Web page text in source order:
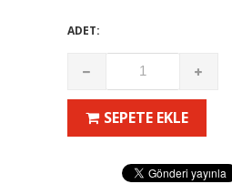
ADET:
SEPETE EKLE